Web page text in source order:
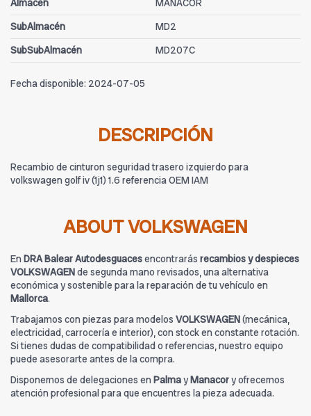
SubAlmacén
MD2
SubSubAlmacén
MD207C
Fecha disponible: 2024-07-05
DESCRIPCIÓN
Recambio de cinturon seguridad trasero izquierdo para
volkswagen golf iv (1j1) 1.6 referencia OEM IAM
ABOUT VOLKSWAGEN
En DRA Balear Autodesguacesencontrarás recambios y despieces
VOLKSWAGENde segunda mano revisados, una alternativa
económica y sostenible para la reparación de tu vehículo en
Mallorca.
Trabajamos con piezas para modelos VOLKSWAGEN(mecánica,
electricidad, carrocería e interior), con stock en constante rotación.
Si tienes dudas de compatibilidad o referencias, nuestro equipo
puede asesorarte antes de la compra.
Disponemos de delegaciones en PalmayManacory ofrecemos
atención profesional para que encuentres la pieza adecuada.